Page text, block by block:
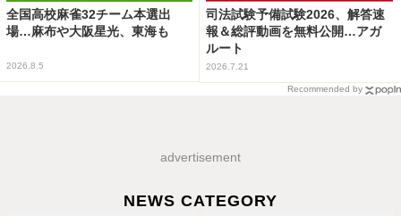
全国高校麻雀32チーム本選出
場…麻布や大阪星光、東海も
2026.8.5
司法試験予備試験2026、解答速
報＆総評動画を無料公開…アガ
ルート
2026.7.21
Recommended by
advertisement
NEWS CATEGORY